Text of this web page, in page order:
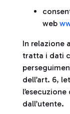
web
In relazione
tratta i dati
dell’art. 6,
dall’utente.